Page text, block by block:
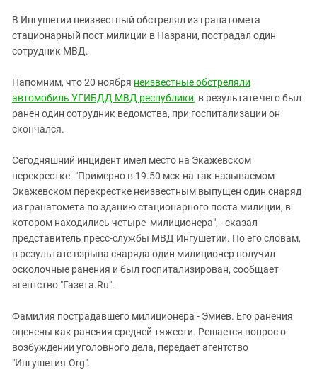
КАВКАЗ ЗА ПАЛЕСТИНУ
ИНАКОМЫСЛИЕ В ЧЕЧНЕ
Ингушетия
Кабардино-Балкария
Калмыкия
Карачаево-Черкесия
Краснодарский край
Российская Федерация
Ростовская область
Северная Осетия - Алания
СКФО
Ставропольский край
Чечня
Южный Кавказ
ЮФО
В Ингушетии неизвестный обстрелял из гранатомета
стационарный пост милиции в Назрани, пострадал один
сотрудник МВД.
Напомним, что 20 ноября неизвестные обстреляли
автомобиль УГИБДД МВД республики, в результате чего был
ранен один сотрудник ведомства, при госпитализации он
скончался.
Сегодняшний инцидент имел место на Экажевском
перекрестке. "Примерно в 19.50 мск на так называемом
Экажевском перекрестке неизвестным выпущен один снаряд
из гранатомета по зданию стационарного поста милиции, в
котором находились четыре милиционера", - сказал
представитель пресс-службы МВД Ингушетии. По его словам,
в результате взрыва снаряда один милиционер получил
осколочные ранения и был госпитализирован, сообщает
агентство "Газета.Ru".
Фамилия пострадавшего милиционера - Эмиев. Его ранения
оценены как ранения средней тяжести. Решается вопрос о
возбуждении уголовного дела, передает агентство
"Ингушетия.Org".